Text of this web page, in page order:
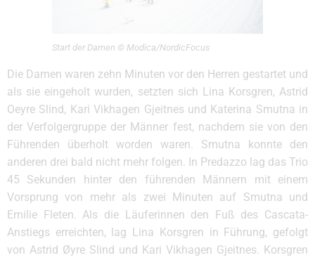
Start der Damen © Modica/NordicFocus
Die Damen waren zehn Minuten vor den Herren gestartet und
als sie eingeholt wurden, setzten sich Lina Korsgren, Astrid
Oeyre Slind, Kari Vikhagen Gjeitnes und Katerina Smutna in
der Verfolgergruppe der Männer fest, nachdem sie von den
Führenden überholt worden waren. Smutna konnte den
anderen drei bald nicht mehr folgen. In Predazzo lag das Trio
45 Sekunden hinter den führenden Männern mit einem
Vorsprung von mehr als zwei Minuten auf Smutna und
Emilie Fleten. Als die Läuferinnen den Fuß des Cascata-
Anstiegs erreichten, lag Lina Korsgren in Führung, gefolgt
von Astrid Øyre Slind und Kari Vikhagen Gjeitnes. Korsgren